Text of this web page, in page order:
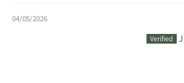
04/05/2026